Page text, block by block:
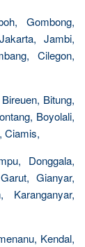
Gombong,
Jambi,
Cilegon,
Bitung,
Boyolali,
Ciamis,
Donggala,
Gianyar,
Karanganyar,
Kendal,